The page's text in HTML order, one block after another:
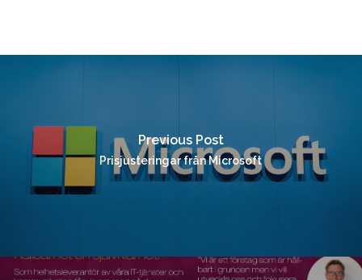
Previous Post
Prisjusteringar från Microsoft